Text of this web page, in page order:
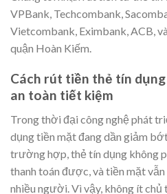
VPBank, Techcombank,
Vietcombank, Eximbank, ACB,
quận Hoàn Kiếm.
Cách rút tiền thẻ tín
an toàn tiết kiệm
Trong thời đại công nghệ phát
dụng tiền mặt đang dần giảm
trường hợp, thẻ tín dụng không
thanh toán được, và tiền mặt
nhiều người. Vì vậy, không ít